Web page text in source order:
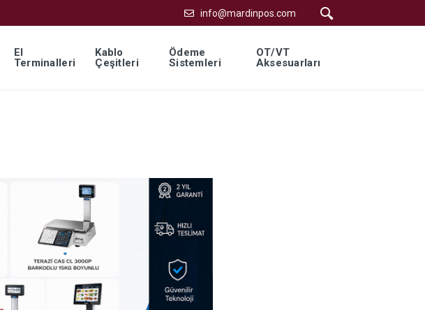
info@mardinpos.com
El
Terminalleri
Kablo
Çeşitleri
Ödeme
Sistemleri
OT/VT
Aksesuarları